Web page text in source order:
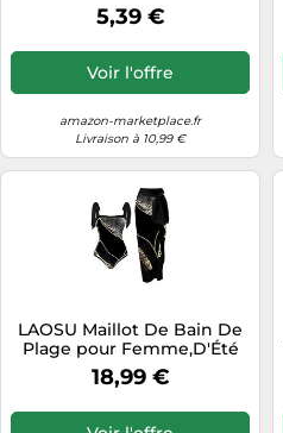
Legging Survetement Très
Nylon Mauve Integré
Leopard Turquoise
Microfibre Quart
Ceremonie Calecon Prix
Autobronzant
5,39 €
Voir l'offre
amazon-marketplace.fr
Livraison à 10,99 €
LAOSU Maillot De Bain De
Plage pour Femme,D'Été
Maillot De Bain 2 Pièces
Noir,Vendredi Maillot De
Pieces Femmes,Maillot De
18,99 €